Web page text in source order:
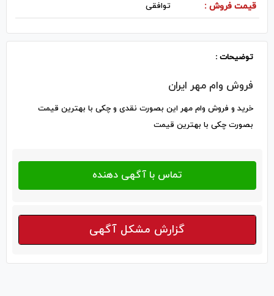
قیمت فروش : توافقی
توضیحات :
فروش وام مهر ایران
خرید و فروش وام مهر این بصورت نقدی و چکی با بهترین قیمت
بصورت چکی با بهترین قیمت
گزارش مشکل آگهی